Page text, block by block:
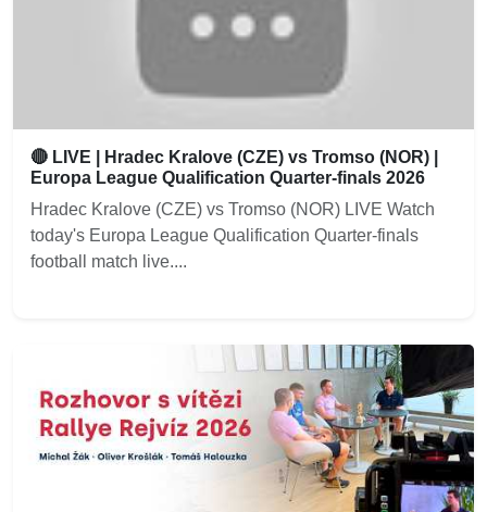
🔴 LIVE | Hradec Kralove (CZE) vs Tromso (NOR) |
Europa League Qualification Quarter-finals 2026
Hradec Kralove (CZE) vs Tromso (NOR) LIVE Watch
today's Europa League Qualification Quarter-finals
football match live....